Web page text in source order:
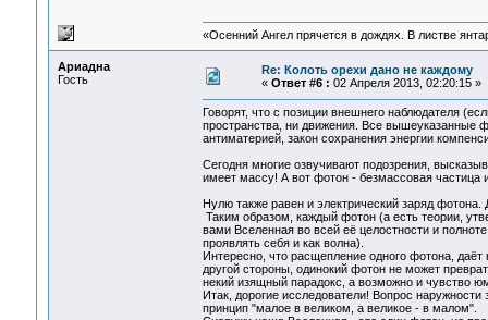
«Осенний Ангел прячется в дождях. В листве
Ариадна
Гость
Re: Колоть орехи дано не каждому
« Ответ #6 : 02 Апреля 2013, 02:20:15 »
Говорят, что с позиции внешнего наблюдателя
пространства, ни движения. Все
антиматерией, закон сохранения энергии
Сегодня многие озвучивают подозрения,
имеет массу! А вот фотон - безмассовая частица
Нулю также равен и электрический заряд
Таким образом, каждый фотон (а есть теории,
вами Вселенная во всей её целостности и
проявлять себя и как волна).
Интересно, что расщепление одного фотона,
другой стороны, одинокий фотон не может
некий изящный парадокс, а возможно и чувство
Итак, дорогие исследователи! Вопрос
принцип "малое в великом, а великое - в малом".